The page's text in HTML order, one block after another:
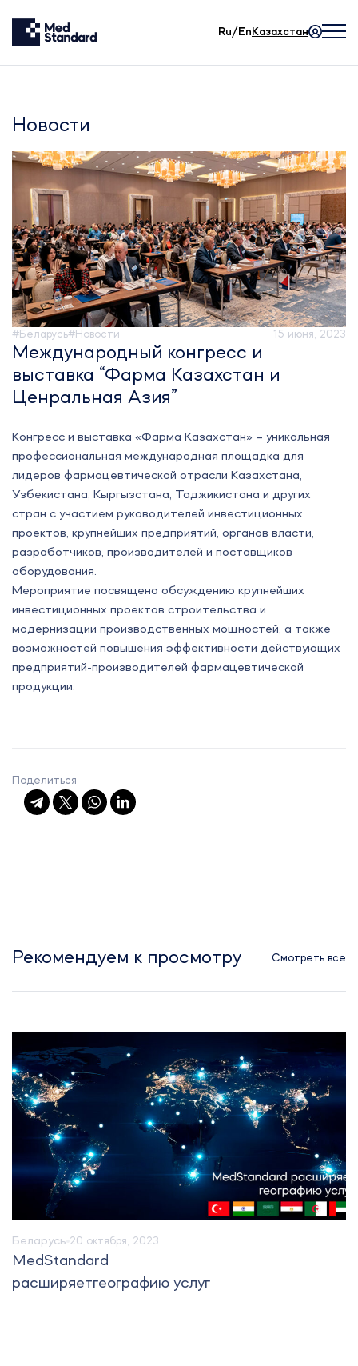
Ru/En Казахстан
Новости
#Беларусь#Новости 15 июня, 2023
Международный конгресс и
выставка “Фарма Казахстан и
Ценральная Азия”
Конгресс и выставка «Фарма Казахстан» – уникальная
профессиональная международная площадка для
лидеров фармацевтической отрасли Казахстана,
Узбекистана, Кыргызстана, Таджикистана и других
стран с участием руководителей инвестиционных
проектов, крупнейших предприятий, органов власти,
разработчиков, производителей и поставщиков
оборудования.
Мероприятие посвящено обсуждению крупнейших
инвестиционных проектов строительства и
модернизации производственных мощностей, а также
возможностей повышения эффективности действующих
предприятий-производителей фармацевтической
продукции.
Поделиться
Рекомендуем к просмотру Смотреть все
Беларусь 20 октября, 2023
MedStandard
расширяетгеографию услуг